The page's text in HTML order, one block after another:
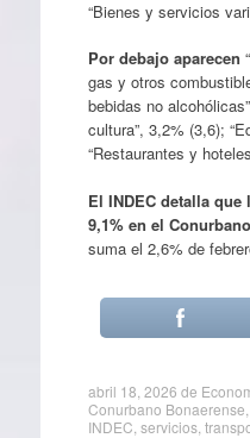
“Bienes y servicios
Por debajo aparecen
gas y otros
bebidas no
cultura”, 3,2% (3,6);
“Restaurantes y
El INDEC detalla
9,1% en el Conurbano
suma el 2,6% de
abril 18, 2026 de
Conurbano Bonaerense
INDEC servicios,